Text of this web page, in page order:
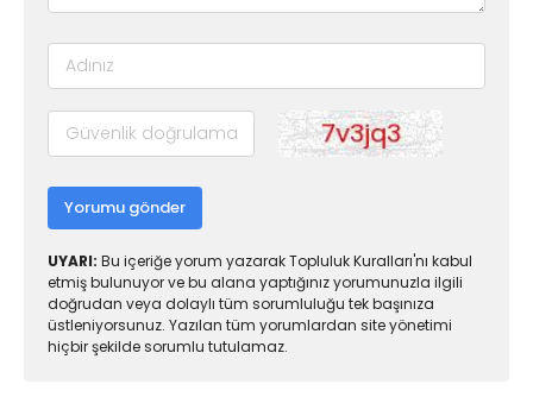
Yorumu gönder
UYARI: Bu içeriğe yorum yazarak Topluluk Kuralları'nı kabul
etmiş bulunuyor ve bu alana yaptığınız yorumunuzla ilgili
doğrudan veya dolaylı tüm sorumluluğu tek başınıza
üstleniyorsunuz. Yazılan tüm yorumlardan site yönetimi
hiçbir şekilde sorumlu tutulamaz.